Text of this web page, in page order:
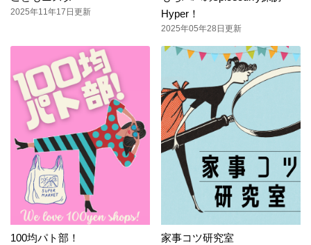
2025年11年17日更新
Hyper！
2025年05年28日更新
100均パト部！ 家事コツ研究室